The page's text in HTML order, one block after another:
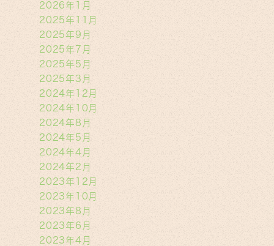
2026年1月
2025年11月
2025年9月
2025年7月
2025年5月
2025年3月
2024年12月
2024年10月
2024年8月
2024年5月
2024年4月
2024年2月
2023年12月
2023年10月
2023年8月
2023年6月
2023年4月